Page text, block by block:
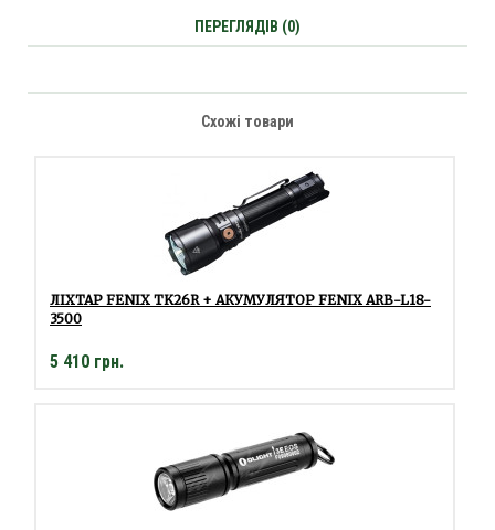
ПЕРЕГЛЯДІВ (0)
Схожі товари
ЛІХТАР FENIX TK26R + АКУМУЛЯТОР FENIX ARB-L18-
3500
5 410 грн.